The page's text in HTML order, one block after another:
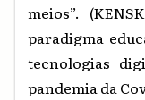
meios”.
paradigma
tecnologias
pandemia da